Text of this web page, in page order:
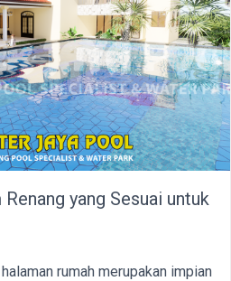
yang Sesuai untuk
rumah merupakan impian